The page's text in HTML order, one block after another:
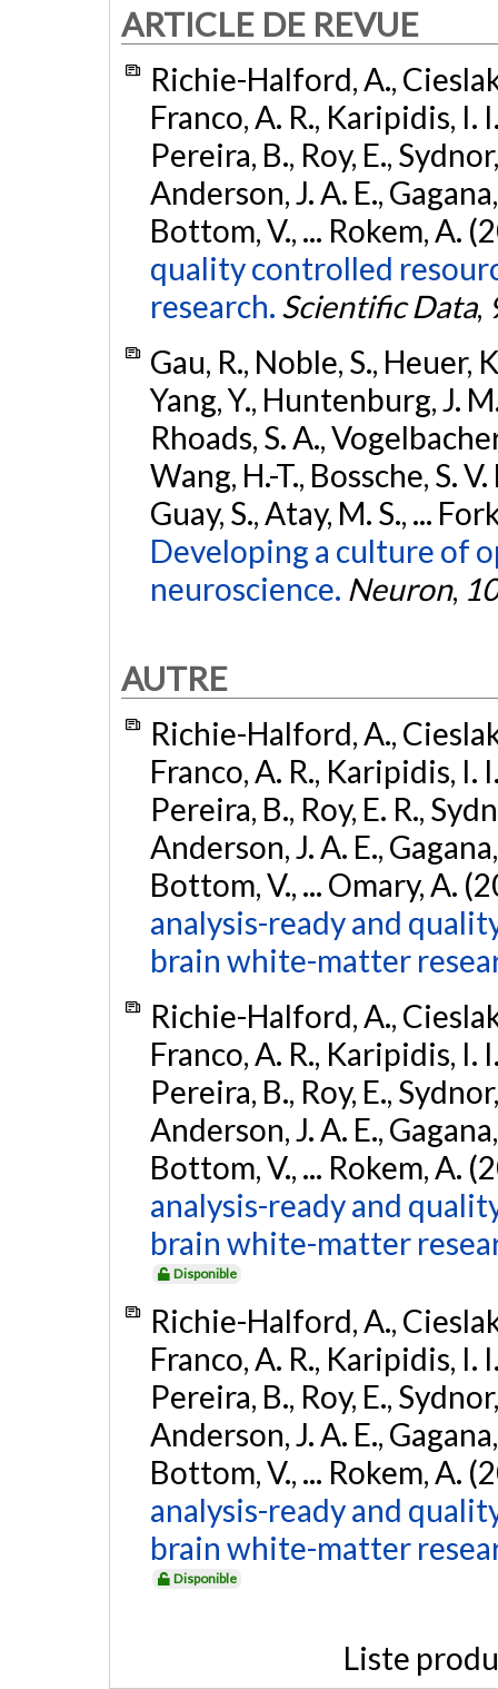
ARTICLE DE REVUE
Richie-Halford, A.,
Franco, A. R., Karipidis, I.
Pereira, B., Roy, E.,
Anderson, J. A. E.,
Bottom, V., ... Rokem, A.
quality controlled
research. Scientific Data,
Gau, R., Noble, S., Heuer,
Yang, Y., Huntenburg, J.
Rhoads, S. A.,
Wang, H.-T., Bossche, S.
Guay, S., Atay, M. S., ...
Developing a culture of
neuroscience. Neuron,
AUTRE
Richie-Halford, A.,
Franco, A. R., Karipidis, I.
Pereira, B., Roy, E. R.,
Anderson, J. A. E.,
Bottom, V., ... Omary, A.
analysis-ready and
brain white-matter
Richie-Halford, A.,
Franco, A. R., Karipidis, I.
Pereira, B., Roy, E.,
Anderson, J. A. E.,
Bottom, V., ... Rokem, A.
analysis-ready and
brain white-matter
Disponible
Richie-Halford, A.,
Franco, A. R., Karipidis, I.
Pereira, B., Roy, E.,
Anderson, J. A. E.,
Bottom, V., ... Rokem, A.
analysis-ready and
brain white-matter
Disponible
Liste